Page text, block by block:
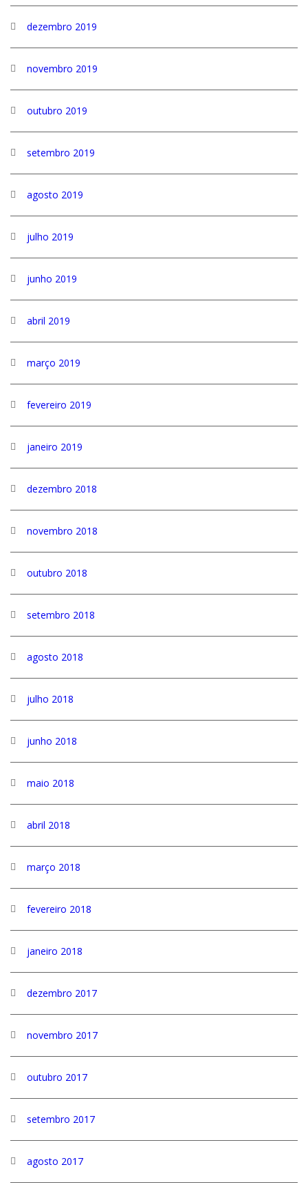
dezembro 2019
novembro 2019
outubro 2019
setembro 2019
agosto 2019
julho 2019
junho 2019
abril 2019
março 2019
fevereiro 2019
janeiro 2019
dezembro 2018
novembro 2018
outubro 2018
setembro 2018
agosto 2018
julho 2018
junho 2018
maio 2018
abril 2018
março 2018
fevereiro 2018
janeiro 2018
dezembro 2017
novembro 2017
outubro 2017
setembro 2017
agosto 2017